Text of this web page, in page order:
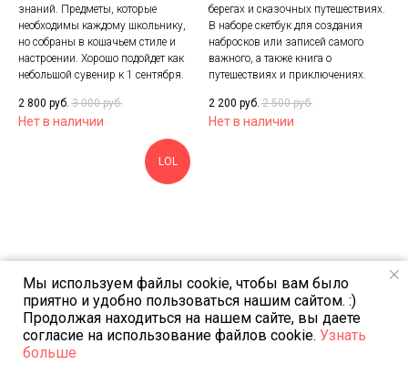
знаний. Предметы, которые
необходимы каждому школьнику,
но собраны в кошачьем стиле и
настроении. Хорошо подойдет как
небольшой сувенир к 1 сентября.
2 800 руб. 3 000 руб.
Нет в наличии
берегах и сказочных путешествиях.
В наборе скетбук для создания
набросков или записей самого
важного, а также книга о
путешествиях и приключениях.
2 200 руб. 2 500 руб.
Нет в наличии
LOL
Шальная императрица
Мемный набор для лучшей
Для программиста
Мы используем файлы cookie, чтобы вам было
приятно и удобно пользоваться нашим сайтом. :)
Продолжая находиться на нашем сайте, вы даете
согласие на использование файлов cookie. Узнать
больше